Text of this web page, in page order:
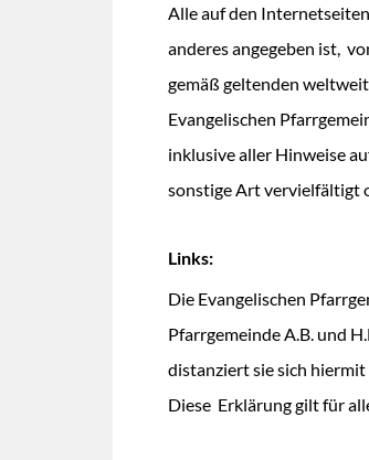
Alle auf den
anderes angegeben ist,
gemäß geltenden
Evangelischen
inklusive aller Hinweise
sonstige Art vervielfältigt
Links:
Die Evangelischen
Pfarrgemeinde A.B. und
distanziert sie sich
Diese Erklärung gilt für